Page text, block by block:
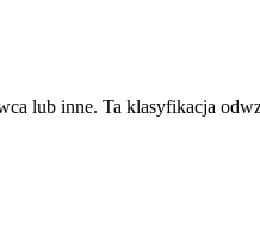
lub inne. Ta klasyfikacja